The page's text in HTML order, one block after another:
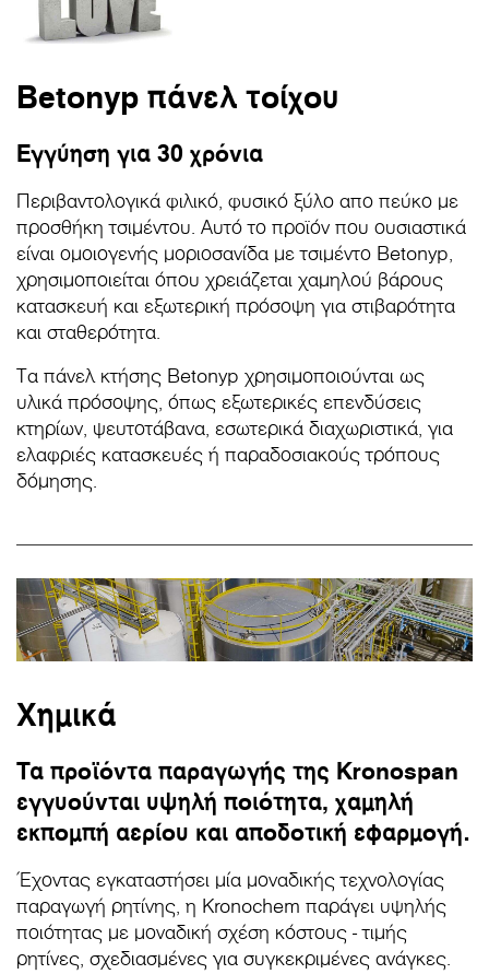
Betonyp πάνελ τοίχου
Εγγύηση για 30 χρόνια
Περιβαντολογικά φιλικό, φυσικό ξύλο απο πεύκο με
προσθήκη τσιμέντου. Αυτό το προϊόν που ουσιαστικά
είναι ομοιογενής μοριοσανίδα με τσιμέντο Betonyp,
χρησιμοποιείται όπου χρειάζεται χαμηλού βάρους
κατασκευή και εξωτερική πρόσοψη για στιβαρότητα
και σταθερότητα.
Τα πάνελ κτήσης Betonyp χρησιμοποιούνται ως
υλικά πρόσοψης, όπως εξωτερικές επενδύσεις
κτηρίων, ψευτοτάβανα, εσωτερικά διαχωριστικά, για
ελαφριές κατασκευές ή παραδοσιακούς τρόπους
δόμησης.
Χημικά
Τα προϊόντα παραγωγής της Kronospan
εγγυούνται υψηλή ποιότητα, χαμηλή
εκπομπή αερίου και αποδοτική εφαρμογή.
Έχοντας εγκαταστήσει μία μοναδικής τεχνολογίας
παραγωγή ρητίνης, η Kronochem παράγει υψηλής
ποιότητας με μοναδική σχέση κόστους - τιμής
ρητίνες, σχεδιασμένες για συγκεκριμένες ανάγκες.